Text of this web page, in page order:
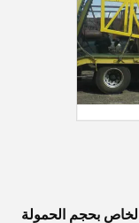
بحجم الحمولة